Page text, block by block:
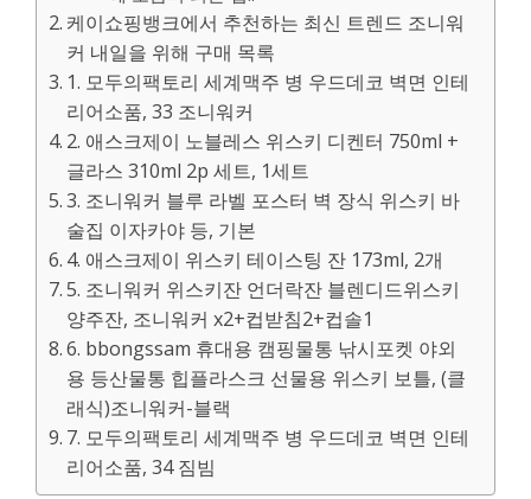
케이쇼핑뱅크에서 추천하는 최신 트렌드 조니워
커 내일을 위해 구매 목록
1. 모두의팩토리 세계맥주 병 우드데코 벽면 인테
리어소품, 33 조니워커
2. 애스크제이 노블레스 위스키 디켄터 750ml +
글라스 310ml 2p 세트, 1세트
3. 조니워커 블루 라벨 포스터 벽 장식 위스키 바
술집 이자카야 등, 기본
4. 애스크제이 위스키 테이스팅 잔 173ml, 2개
5. 조니워커 위스키잔 언더락잔 블렌디드위스키
양주잔, 조니워커 x2+컵받침2+컵솔1
6. bbongssam 휴대용 캠핑물통 낚시포켓 야외
용 등산물통 힙플라스크 선물용 위스키 보틀, (클
래식)조니워커-블랙
7. 모두의팩토리 세계맥주 병 우드데코 벽면 인테
리어소품, 34 짐빔